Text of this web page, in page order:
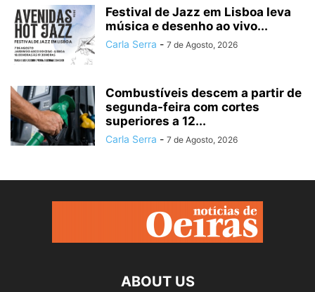
Festival de Jazz em Lisboa leva
música e desenho ao vivo...
Carla Serra - 7 de Agosto, 2026
Combustíveis descem a partir de
segunda-feira com cortes
superiores a 12...
Carla Serra - 7 de Agosto, 2026
ABOUT US